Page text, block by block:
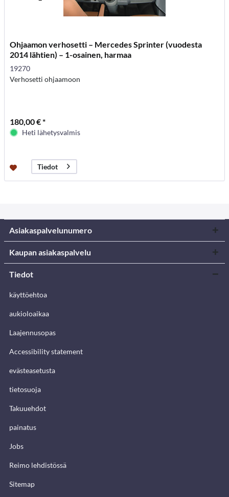
Ohjaamon verhosetti – Mercedes Sprinter (vuodesta
2014 lähtien) – 1-osainen, harmaa
19270
Verhosetti ohjaamoon
180,00 € *
Heti lähetysvalmis
Tiedot
Asiakaspalvelunumero
Kaupan asiakaspalvelu
Tiedot
käyttöehtoa
aukioloaikaa
Laajennusopas
Accessibility statement
evästeasetusta
tietosuoja
Takuuehdot
painatus
Jobs
Reimo lehdistössä
Sitemap